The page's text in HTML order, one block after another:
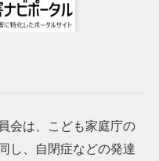
会は、こども家庭庁の
し、自閉症などの発達